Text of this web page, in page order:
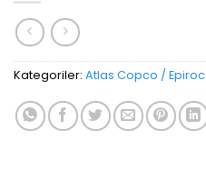
Kategoriler: Atlas Copco / Epiroc